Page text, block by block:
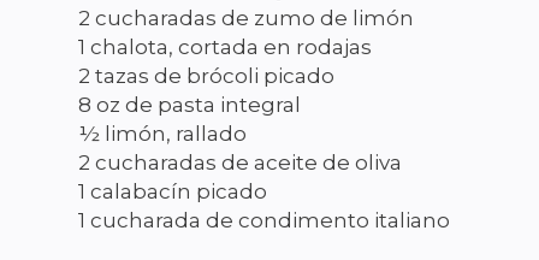
2 cucharadas de zumo de limón
1 chalota, cortada en rodajas
2 tazas de brócoli picado
8 oz de pasta integral
½ limón, rallado
2 cucharadas de aceite de oliva
1 calabacín picado
1 cucharada de condimento italiano